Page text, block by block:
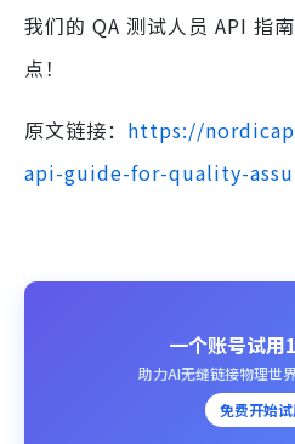
我们的 QA 测试人员 API 指
点！
原文链接： https://
api-guide-for-quality-
一个账号试用
助力AI无缝链接物理世
免费开始